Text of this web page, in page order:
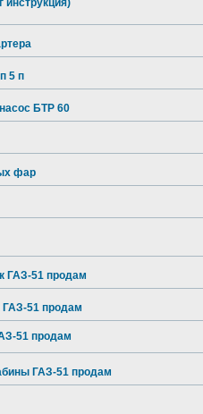
инструкция)
5 п
БТР 60
фар
ГАЗ-51 продам
51 продам
51 продам
ГАЗ-51 продам